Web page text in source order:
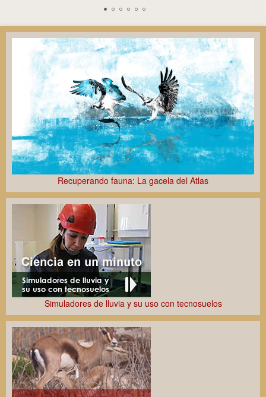
Retos de la automática en termosolar
XVIII Jornadas Científicas de la EEZA
CiROCCO: Proyecto Europeo para observar el polvo desértico
en el Mediterráneo
XVIII Jornadas Científicas de la EEZA
Recuperando fauna: La gacela del Atlas
Simuladores de lluvia y su uso con tecnosuelos